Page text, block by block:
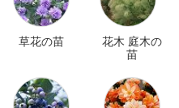
草花の苗
花木 庭木の
苗